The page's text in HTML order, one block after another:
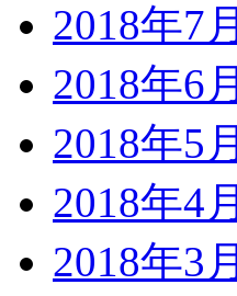
2018年7月
2018年6月
2018年5月
2018年4月
2018年3月